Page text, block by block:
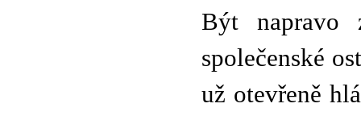
Být napravo
společenské
už otevřeně